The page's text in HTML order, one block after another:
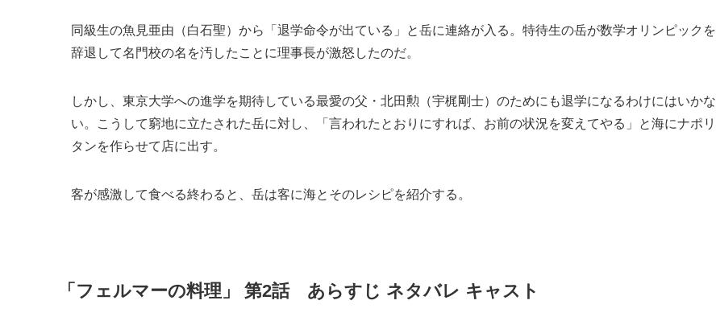
同級生の魚見亜由（白石聖）から「退学命令が出ている」と岳に連絡が入る。特待生の岳が数学オリンピックを
辞退して名門校の名を汚したことに理事長が激怒したのだ。
しかし、東京大学への進学を期待している最愛の父・北田勲（宇梶剛士）のためにも退学になるわけにはいかな
い。こうして窮地に立たされた岳に対し、「言われたとおりにすれば、お前の状況を変えてやる」と海にナポリ
タンを作らせて店に出す。
客が感激して食べる終わると、岳は客に海とそのレシピを紹介する。
「フェルマーの料理」 第2話 あらすじ ネタバレ キャスト